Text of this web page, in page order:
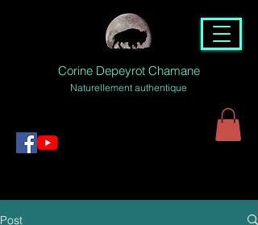
Corine Depeyrot Chamane
Naturellement authentique
Post